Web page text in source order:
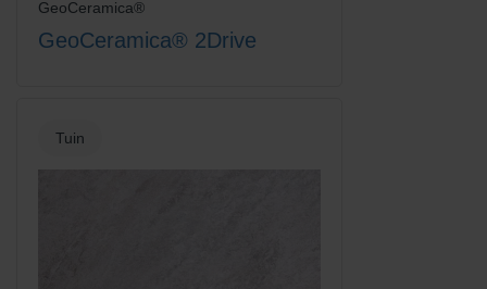
GeoCeramica®
GeoCeramica® 2Drive
Tuin